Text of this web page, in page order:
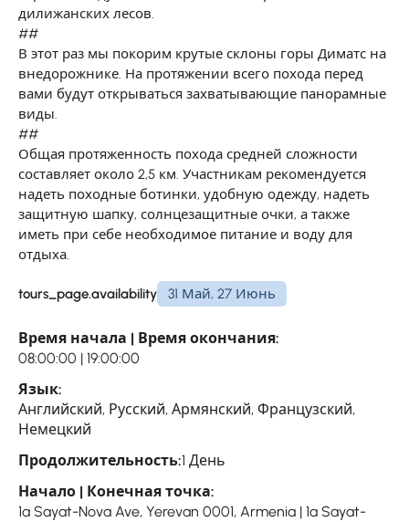
дилижанских лесов.
##
В этот раз мы покорим крутые склоны горы Диматс на
внедорожнике. На протяжении всего похода перед
вами будут открываться захватывающие панорамные
виды.
##
Общая протяженность похода средней сложности
составляет около 2,5 км. Участникам рекомендуется
надеть походные ботинки, удобную одежду, надеть
защитную шапку, солнцезащитные очки, а также
иметь при себе необходимое питание и воду для
отдыха.
tours_page.availability 31 Май, 27 Июнь
Время начала | Время окончания:
08:00:00 | 19:00:00
Язык:
Английский, Русский, Армянский, Французский,
Немецкий
Продолжительность:1 День
Начало | Конечная точка:
1a Sayat-Nova Ave, Yerevan 0001, Armenia | 1a Sayat-